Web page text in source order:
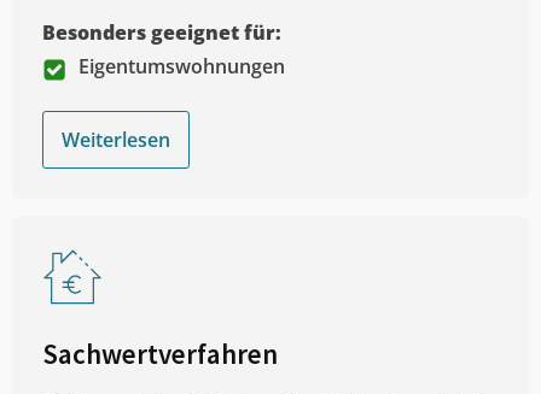
Besonders geeignet für:
Eigentumswohnungen
Weiterlesen
Sachwertverfahren